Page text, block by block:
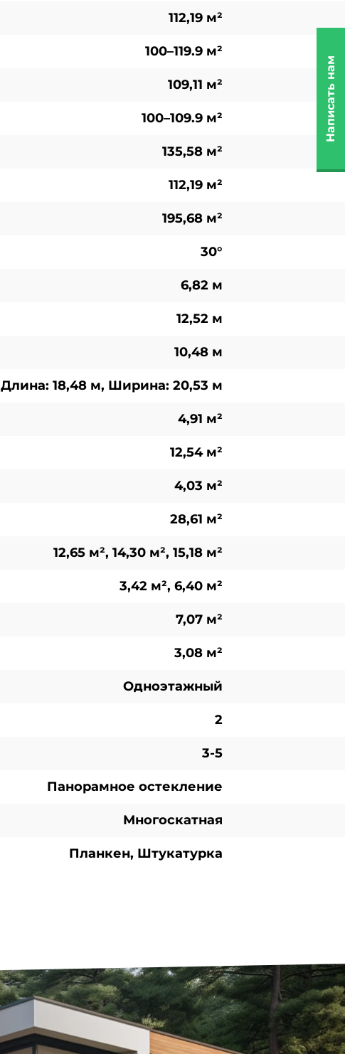
112,19 м²
100–119.9 м²
109,11 м²
100–109.9 м²
135,58 м²
112,19 м²
195,68 м²
30°
6,82 м
12,52 м
10,48 м
Длина: 18,48 м, Ширина: 20,53 м
4,91 м²
12,54 м²
4,03 м²
28,61 м²
12,65 м², 14,30 м², 15,18 м²
3,42 м², 6,40 м²
7,07 м²
3,08 м²
Одноэтажный
2
3-5
Панорамное остекление
Многоскатная
Планкен, Штукатурка
Написать нам